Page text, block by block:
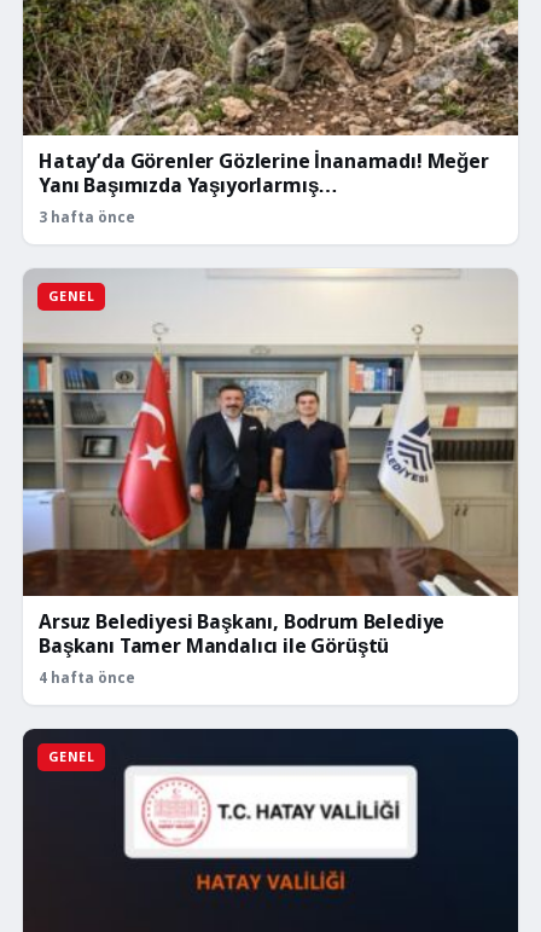
Hatay’da Görenler Gözlerine İnanamadı! Meğer
Yanı Başımızda Yaşıyorlarmış…
3 hafta önce
GENEL
Arsuz Belediyesi Başkanı, Bodrum Belediye
Başkanı Tamer Mandalıcı ile Görüştü
4 hafta önce
GENEL